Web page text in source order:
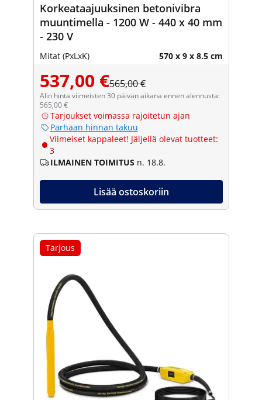
Korkeataajuuksinen betonivibra
muuntimella - 1200 W - 440 x 40 mm
- 230 V
Mitat (PxLxK) 570 x 9 x 8.5 cm
537,00 €565,00 €
Alin hinta viimeisten 30 päivän aikana ennen alennusta:
565,00 €
Tarjoukset voimassa rajoitetun ajan
Parhaan hinnan takuu
Viimeiset kappaleet! Jäljellä olevat tuotteet:
3
ILMAINEN TOIMITUS n. 18.8.
Lisää ostoskoriin
Tarjous